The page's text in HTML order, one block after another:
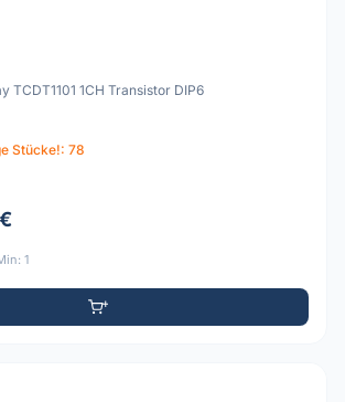
TCDT1101 1CH Transistor DIP6
Stücke!: 78
1